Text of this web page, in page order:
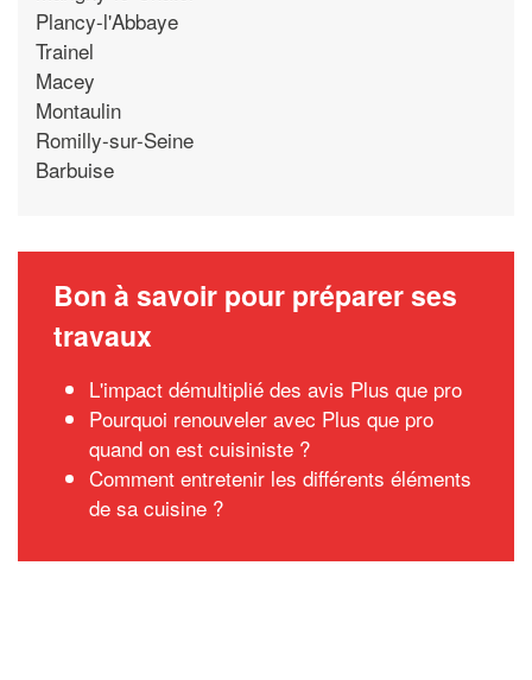
Plancy-l'Abbaye
Trainel
Macey
Montaulin
Romilly-sur-Seine
Barbuise
Bon à savoir pour préparer ses
travaux
L'impact démultiplié des avis Plus que pro
Pourquoi renouveler avec Plus que pro
quand on est cuisiniste ?
Comment entretenir les différents éléments
de sa cuisine ?